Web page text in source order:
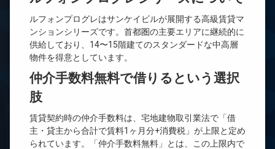
ルフォンプログレはサンケイビルが展開する高級賃貸マ
ンションシリーズです。首都圏の主要エリアに継続的に
供給しており、14〜15階建てのスタンダードな中高層
物件を得意としています。
仲介手数料無料で借りるという選択
肢
賃貸契約時の仲介手数料は、宅地建物取引業法で「借
主・貸主から合計で賃料1ヶ月分+消費税」が上限と定め
られています。「仲介手数料無料」とは、この上限内で